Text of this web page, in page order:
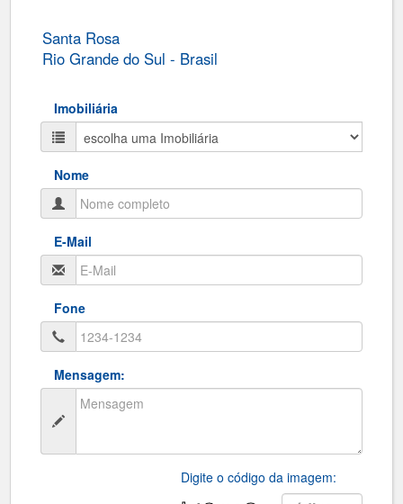
Santa Rosa
Rio Grande do Sul - Brasil
Imobiliária
Nome
E-Mail
Fone
Mensagem:
Digite o código da imagem: